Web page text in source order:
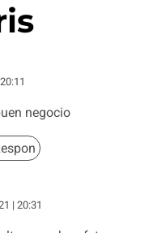
negocio
| 20:31